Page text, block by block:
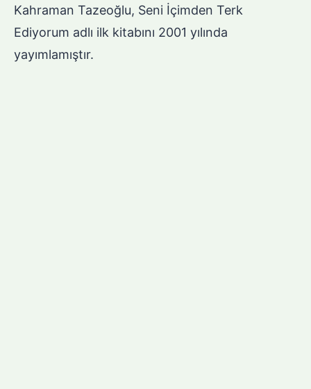
Kahraman Tazeoğlu, Seni İçimden Terk
Ediyorum adlı ilk kitabını 2001 yılında
yayımlamıştır.